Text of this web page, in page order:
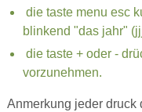
die taste menu esc
blinkend "das jahr"
die taste + oder -
vorzunehmen.
Anmerkung jeder druck